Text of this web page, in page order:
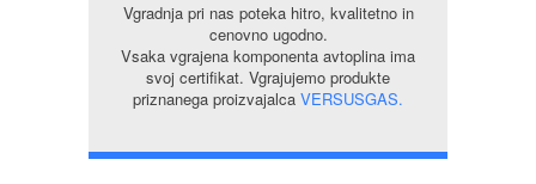
Vgradnja pri nas poteka hitro, kvalitetno in
cenovno ugodno.
Vsaka vgrajena komponenta avtoplina ima
svoj certifikat. Vgrajujemo produkte
priznanega proizvajalca VERSUSGAS.